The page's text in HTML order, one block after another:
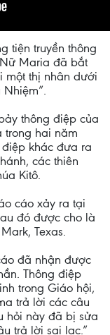
tiện truyền thông
Maria đã bắt
một thị nhân dưới
thông điệp của
trong hai năm
điệp khác đưa ra
các thiên
Kitô.
cáo xảy ra tại
đó được cho là
Texas.
đã nhận được
Thông điệp
trong Giáo hội,
trả lời các câu
hỏi này đã bị sửa
trả lời sai lạc.”